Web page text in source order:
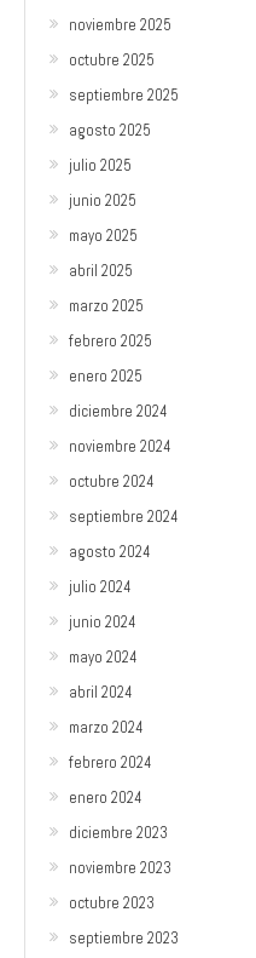
noviembre 2025
octubre 2025
septiembre 2025
agosto 2025
julio 2025
junio 2025
mayo 2025
abril 2025
marzo 2025
febrero 2025
enero 2025
diciembre 2024
noviembre 2024
octubre 2024
septiembre 2024
agosto 2024
julio 2024
junio 2024
mayo 2024
abril 2024
marzo 2024
febrero 2024
enero 2024
diciembre 2023
noviembre 2023
octubre 2023
septiembre 2023